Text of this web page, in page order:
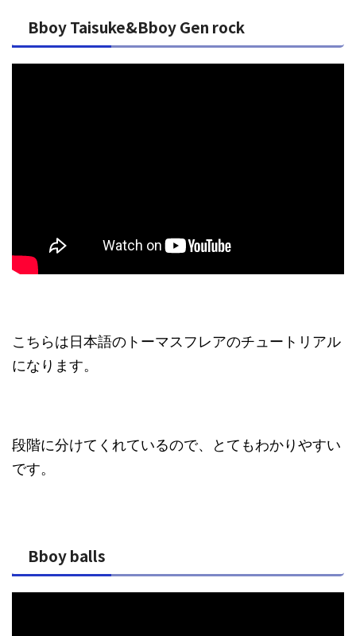
Bboy Taisuke&Bboy Gen rock
こちらは日本語のトーマスフレアのチュートリアル
になります。
段階に分けてくれているので、とてもわかりやすい
です。
Bboy balls